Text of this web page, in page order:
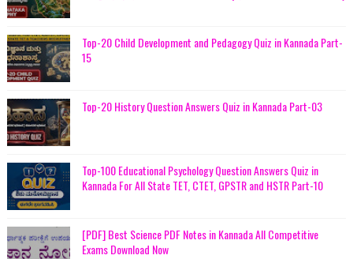
Top-20 Child Development and Pedagogy Quiz in Kannada Part-
15
Top-20 History Question Answers Quiz in Kannada Part-03
Top-100 Educational Psychology Question Answers Quiz in
Kannada For All State TET, CTET, GPSTR and HSTR Part-10
[PDF] Best Science PDF Notes in Kannada All Competitive
Exams Download Now